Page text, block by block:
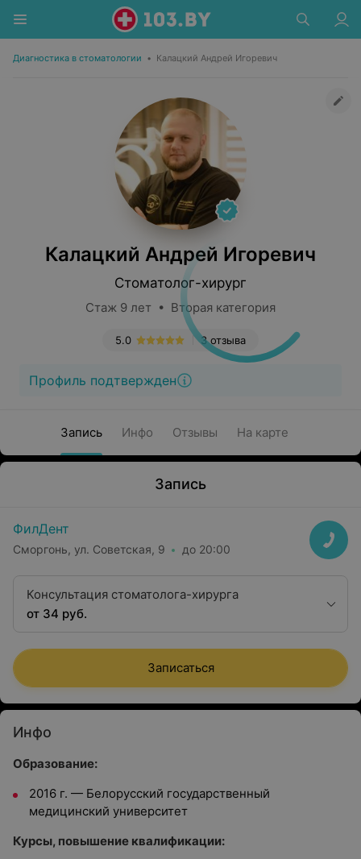
Диагностика в стоматологии • Калацкий Андрей Игоревич
Калацкий Андрей Игоревич
Стоматолог-хирург
Стаж 9 лет • Вторая категория
3 отзыва
5.0
Профиль подтвержден
Запись Инфо Отзывы На карте
Запись
ФилДент
Сморгонь, ул. Советская, 9 до 20:00
Консультация стоматолога-хирурга
от 34 руб.
Записаться
Инфо
Образование:
2016 г. — Белорусский государственный
медицинский университет
Курсы, повышение квалификации: